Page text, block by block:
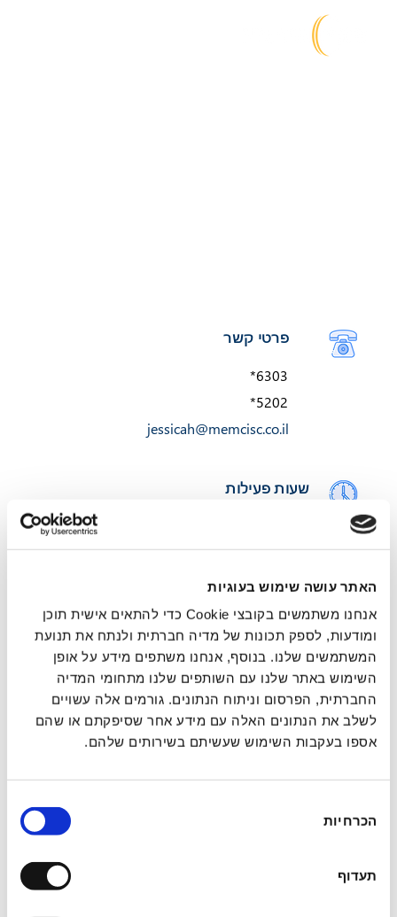
האתר עושה שימוש בעוגיות
אנחנו משתמשים בקובצי Cookie כדי להתאים אישית תוכן
ומודעות, לספק תכונות של מדיה חברתית ולנתח את תנועת
המשתמשים שלנו. בנוסף, אנחנו משתפים מידע על אופן
השימוש באתר שלנו עם השותפים שלנו מתחומי המדיה
החברתית, הפרסום וניתוח הנתונים. גורמים אלה עשויים
לשלב את הנתונים האלה עם מידע אחר שסיפקתם או שהם
אספו בעקבות השימוש שעשיתם בשירותים שלהם.
הסכמה
הכרחיות
תעדוף
אריה שנקר 13, ראשון לציון, ישראל
כתובת
שעות פעילות
פרטי קשר
*5202
*6303
jessicah@memcisc.co.il